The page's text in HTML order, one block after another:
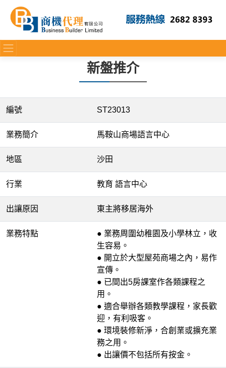
新盤推介
編號 ST23013
業務簡介 馬鞍山商場語言中心
地區 沙田
行業 教育 語言中心
出讓原因 東主將移居海外
業務特點
● 業務周圍幼稚園及小學林立，收
生容易。
● 開立於大型屋苑商場之內，易作
宣傳。
● 已間出5房課室作各類課程之
用。
● 適合舉辦各類教學課程，家長歡
迎，有利吸客。
● 環境裝修新淨，合創業或擴充業
務之用。
● 出讓價不包括所有按金。